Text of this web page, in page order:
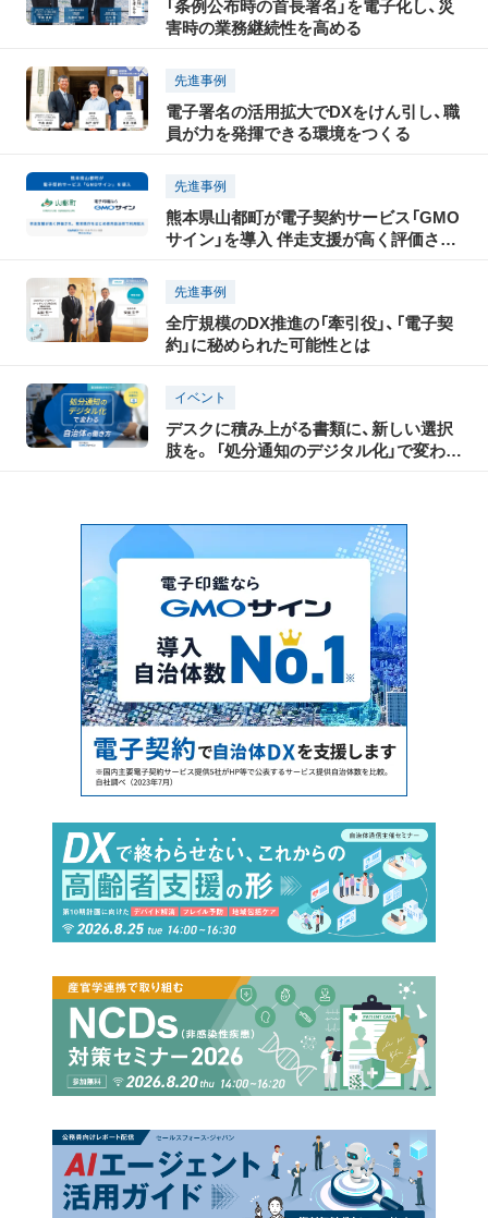
「条例公布時の首長署名」を電子化し、災
害時の業務継続性を高める
先進事例
電子署名の活用拡大でDXをけん引し、職
員が力を発揮できる環境をつくる
先進事例
熊本県山都町が電子契約サービス「GMO
サイン」を導入 伴走支援が高く評価さ
拡大
先進事例
全庁規模のDX推進の「牽引役」、「電子契
約」に秘められた可能性とは
イベント
デスクに積み上がる書類に、新しい選択
肢を。 「処分通知のデジタル化」で変わる